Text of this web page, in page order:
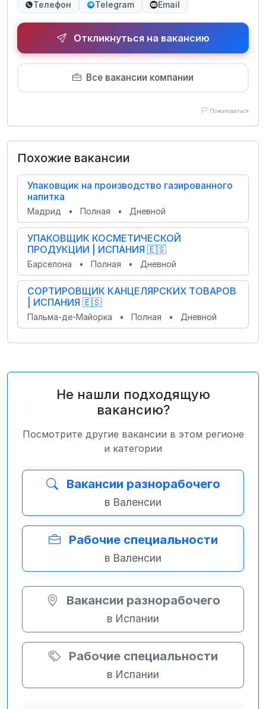
Телефон Telegram Email
Откликнуться на вакансию
Все вакансии компании
Пожаловаться
Похожие вакансии
Упаковщик на производство газированного
напитка
Мадрид • Полная • Дневной
УПАКОВЩИК КОСМЕТИЧЕСКОЙ
ПРОДУКЦИИ | ИСПАНИЯ 🇪🇸
Барселона • Полная • Дневной
СОРТИРОВЩИК КАНЦЕЛЯРСКИХ ТОВАРОВ
| ИСПАНИЯ 🇪🇸
Пальма-де-Майорка • Полная • Дневной
Не нашли подходящую
вакансию?
Посмотрите другие вакансии в этом регионе
и категории
Вакансии разнорабочего
в Валенсии
Рабочие специальности
в Валенсии
Вакансии разнорабочего
в Испании
Рабочие специальности
в Испании